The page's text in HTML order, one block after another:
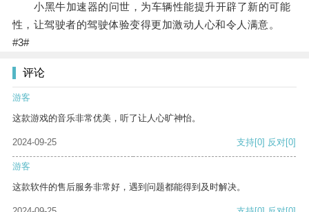
小黑牛加速器的问世，为车辆性能提升开辟了新的可能
性，让驾驶者的驾驶体验变得更加激动人心和令人满意。
#3#
评论
游客
这款游戏的音乐非常优美，听了让人心旷神怡。
2024-09-25 支持[0] 反对[0]
游客
这款软件的售后服务非常好，遇到问题都能得到及时解决。